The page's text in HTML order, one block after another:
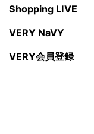
Shopping LIVE
VERY NaVY
VERY会員登録